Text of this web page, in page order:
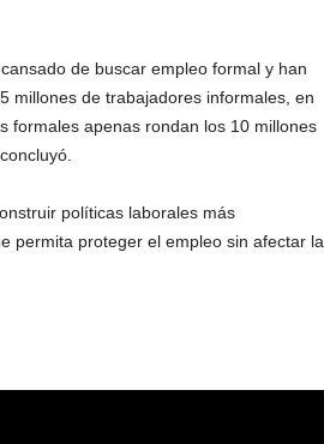
de buscar empleo formal y han
millones de trabajadores informales, en
formales apenas rondan los 10 millones
políticas laborales más
permita proteger el empleo sin afectar la